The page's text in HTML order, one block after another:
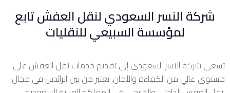
شركة النسر السعودي لنقل العفش تابع
لمؤسسة السبيعي للنقليات
تسعى شركة النسر السعودي إلى تقديم خدمات نقل العفش على
مستوى عالي من الكفاءة والأمان. نعتبر من بين الرائدين في مجال